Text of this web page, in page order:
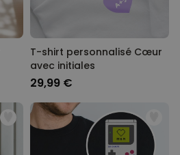
T-shirt personnalisé Cœur
avec initiales
29,99 €